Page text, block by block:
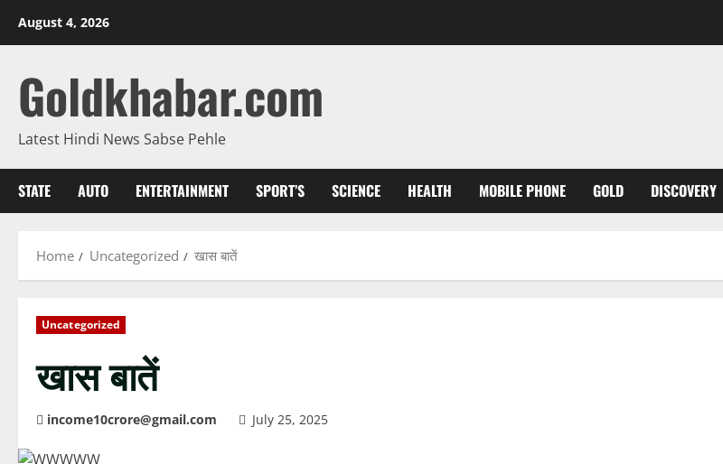
August 4, 2026
Goldkhabar.com
Latest Hindi News Sabse Pehle
STATE AUTO ENTERTAINMENT SPORT’S SCIENCE HEALTH MOBILE PHONE GOLD DISCOVERY
Home Uncategorized खास बातें
Uncategorized
खास बातें
income10crore@gmail.com July 25, 2025